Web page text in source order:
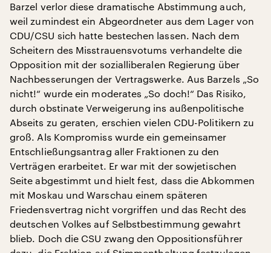
Barzel verlor diese dramatische Abstimmung auch,
weil zumindest ein Abgeordneter aus dem Lager von
CDU/CSU sich hatte bestechen lassen. Nach dem
Scheitern des Misstrauensvotums verhandelte die
Opposition mit der sozialliberalen Regierung über
Nachbesserungen der Vertragswerke. Aus Barzels „So
nicht!“ wurde ein moderates „So doch!“ Das Risiko,
durch obstinate Verweigerung ins außenpolitische
Abseits zu geraten, erschien vielen CDU-Politikern zu
groß. Als Kompromiss wurde ein gemeinsamer
Entschließungsantrag aller Fraktionen zu den
Verträgen erarbeitet. Er war mit der sowjetischen
Seite abgestimmt und hielt fest, dass die Abkommen
mit Moskau und Warschau einem späteren
Friedensvertrag nicht vorgriffen und das Recht des
deutschen Volkes auf Selbstbestimmung gewahrt
blieb. Doch die CSU zwang den Oppositionsführer